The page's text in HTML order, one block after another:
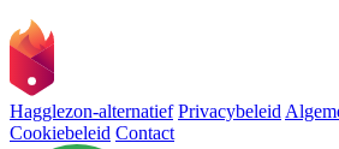
Hagglezon-alternatief Privacybeleid
Cookiebeleid Contact